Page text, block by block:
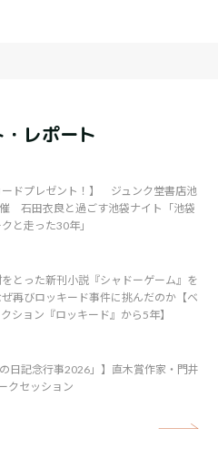
レポート
ードプレゼント！】 ジュンク堂書店池
石田衣良と過ごす池袋ナイト「池袋
と走った30年」
とった新刊小説『シャドーゲーム』を
再びロッキード事件に挑んだのか【ベ
ション『ロッキード』から5年】
日記念行事2026」】直木賞作家・門井
クセッション